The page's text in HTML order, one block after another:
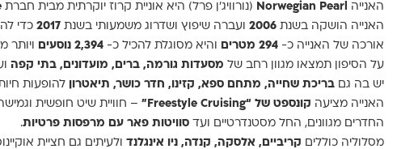
האנייה Norwegian Pearl (נורוויג’ן פרל) היא אוניית קרוז יוקרתית מבית חברת
האנייה הושקה בשנת 2006 ועברה שיפוץ ושדרוג משמעותי בשנת 2017 כדי
אורכה של האנייה כ- 294 מטרים והיא מסוגלת להכיל כ- 2,394 נוסעים ויותר
על הסיפון תמצאו מגוון רחב של מסעדות גורמה, ברים, מועדונים, בתי קפה
יש בה גם בריכת שחייה, מתחם ספא, קזינו, חדר כושר, תיאטרון
להופעות
האנייה מציעה קונספט של “Freestyle Cruising”
– חוויית שיט חופשית
החדרים מגוונים, החל מסטנדרטיים ועד סוויטות פאר עם מרפסות פרטיות.
מסלוליה כוללים קריביים, אלסקה, קנדה, ניו אינגלנד ולעיתים גם חציית